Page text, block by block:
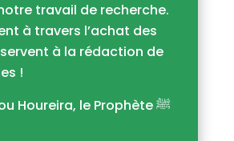
travail de recherche.
à travers l’achat des
à la rédaction de
!
Houreira, le Prophèteﷺ